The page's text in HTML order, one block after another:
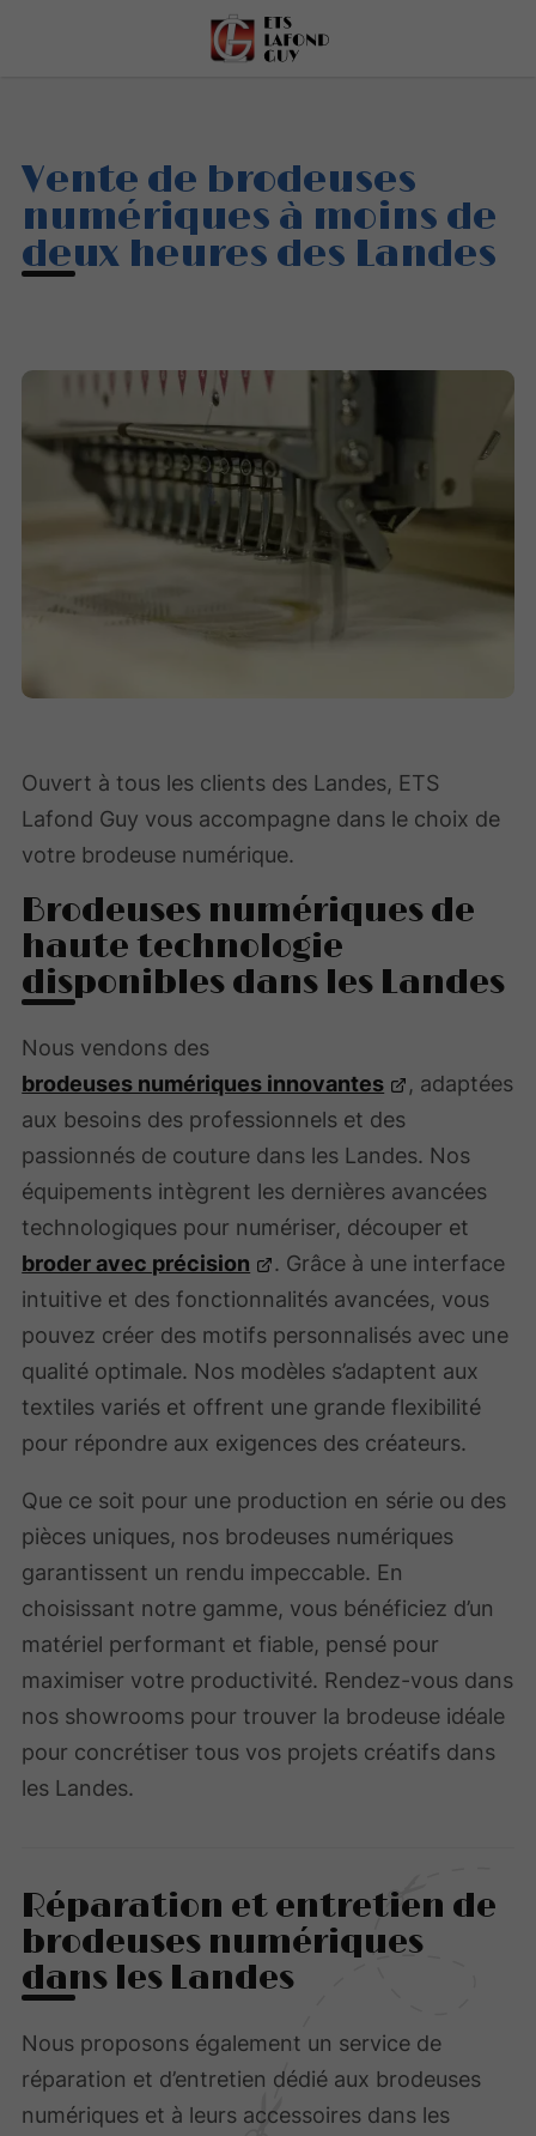
Vente de brodeuses
numériques à moins de
deux heures des Landes
Ouvert à tous les clients des Landes, ETS
Lafond Guy vous accompagne dans le choix de
votre brodeuse numérique.
Brodeuses numériques de
haute technologie
disponibles dans les Landes
Nous vendons des
brodeuses numériques innovantes
, adaptées
aux besoins des professionnels et des
passionnés de couture dans les Landes. Nos
équipements intègrent les dernières avancées
technologiques pour numériser, découper et
broder avec précision
. Grâce à une interface
intuitive et des fonctionnalités avancées, vous
pouvez créer des motifs personnalisés avec une
qualité optimale. Nos modèles s’adaptent aux
textiles variés et offrent une grande flexibilité
pour répondre aux exigences des créateurs.
Que ce soit pour une production en série ou des
pièces uniques, nos brodeuses numériques
garantissent un rendu impeccable. En
choisissant notre gamme, vous bénéficiez d’un
matériel performant et fiable, pensé pour
maximiser votre productivité. Rendez-vous dans
nos showrooms pour trouver la brodeuse idéale
pour concrétiser tous vos projets créatifs dans
les Landes.
Réparation et entretien de
brodeuses numériques
dans les Landes
Nous proposons également un service de
réparation et d’entretien dédié aux brodeuses
numériques et à leurs accessoires dans les